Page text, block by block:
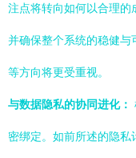
注点将转向如何以合理的
并确保整个系统的稳健与
等方向将更受重视。
与数据隐私的协同进化：
密绑定。如前所述的隐